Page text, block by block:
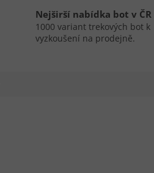
Nejširší nabídka bot v ČR
1000 variant trekových bot k
vyzkoušení na prodejně.